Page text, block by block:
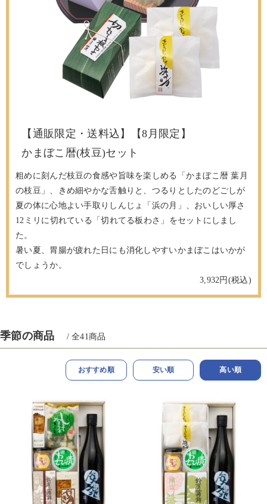
【通販限定・送料込】【8月限定】
かまぼこ暦(枝豆)セット
粗めに刻んだ枝豆の食感や旨味を楽しめる「かまぼこ暦 葉月
の枝豆」、きめ細やかな舌触りと、つるりとしたのどごしが
夏の体に心地よい手取りしんじょ「浜の月」、おいしい厚さ
12ミリに切れている「切れてる板わさ」をセットにしまし
た。
暑い夏、胃腸が疲れた日にも消化しやすいかまぼこはいかが
でしょうか。
3,932
季節の商品 / 全41商品
おすすめ順 安い順 高い順